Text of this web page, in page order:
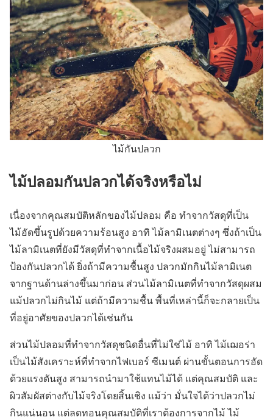
ไม้กันปลวก
ไม้ปลอมกันปลวกได้จริงหรือไม่
เนื่องจากคุณสมบัติหลักของไม้ปลอม คือ ทำจากวัสดุที่เป็น
ไม้อัดขึ้นรูปด้วยความร้อนสูง อาทิ ไม้ลามิเนตต่างๆ ซึ่งถ้าเป็น
ไม้ลามิเนตที่ยังมีวัสดุที่ทำจากเนื้อไม้จริงผสมอยู่ ไม่สามารถ
ป้องกันปลวกได้ ยิ่งถ้ามีความชื้นสูง ปลวกมักกินไม้ลามิเนต
จากฐานด้านล่างขึ้นมาก่อน ส่วนไม้ลามิเนตที่ทำจากวัสดุผสม
แม้ปลวกไม่กินไม้ แต่ถ้ามีความชื้น พื้นที่เหล่านี้ก็จะกลายเป็น
ที่อยู่อาศัยของปลวกได้เช่นกัน
ส่วนไม้ปลอมที่ทำจากวัสดุชนิดอื่นที่ไม่ใช่ไม้ อาทิ ไม้เฌอร่า
เป็นไม้สังเคราะห์ที่ทำจากไฟเบอร์ ซีเมนต์ ผ่านขั้นตอนการอัด
ด้วยแรงดันสูง สามารถนำมาใช้แทนไม้ได้ แต่คุณสมบัติ และ
ผิวสัมผัสต่างกับไม้จริงโดยสิ้นเชิง แม้ว่า มั่นใจได้ว่าปลวกไม่
กินแน่นอน แต่ลดทอนคุณสมบัติที่เราต้องการจากไม้ ไม้